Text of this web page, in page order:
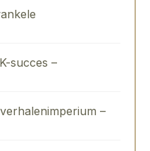
succes –
–